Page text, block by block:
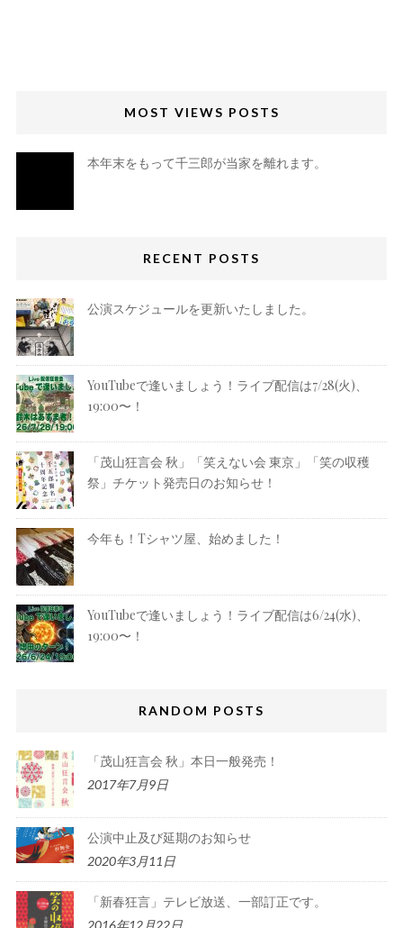
MOST VIEWS POSTS
本年末をもって千三郎が当家を離れます。
RECENT POSTS
公演スケジュールを更新いたしました。
YouTubeで逢いましょう！ライブ配信は7/28(火)、
19:00〜！
「茂山狂言会 秋」「笑えない会 東京」「笑の収穫
祭」チケット発売日のお知らせ！
今年も！Tシャツ屋、始めました！
YouTubeで逢いましょう！ライブ配信は6/24(水)、
19:00〜！
RANDOM POSTS
「茂山狂言会 秋」本日一般発売！
2017年7月9日
公演中止及び延期のお知らせ
2020年3月11日
「新春狂言」テレビ放送、一部訂正です。
2016年12月22日